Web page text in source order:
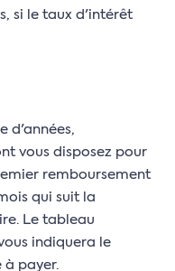
si le taux d'intérêt
d'années,
vous disposez pour
remboursement
qui suit la
Le tableau
indiquera le
à payer.